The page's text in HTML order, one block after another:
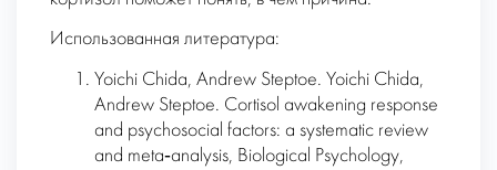
Использованная литература:
Yoichi Chida, Andrew Steptoe. Yoichi Chida,
Andrew Steptoe. Cortisol awakening response
and psychosocial factors: a systematic review
and meta‑analysis, Biological Psychology,